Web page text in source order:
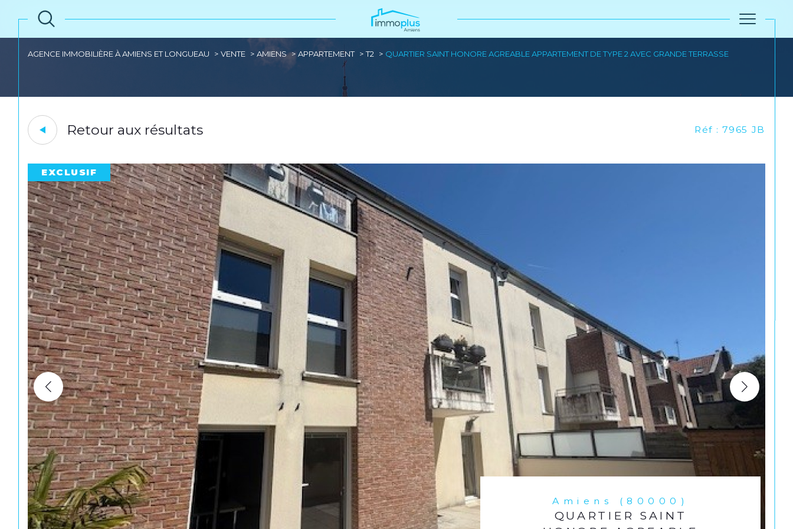
AGENCE IMMOBILIÈRE À AMIENS ET LONGUEAU VENTE AMIENS APPARTEMENT T2 QUARTIER SAINT HONORE AGREABLE APPARTEMENT DE TYPE 2 AVEC GRANDE TERRASSE
Retour aux résultats Réf : 7965 JB
EXCLUSIF
Amiens (80000)
QUARTIER SAINT